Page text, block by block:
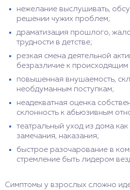
нежелание выслушивать,
решении чужих проблем;
драматизация прошлого,
трудности в детстве;
резкая смена деятельной
безразличие к происходящим
повышенная внушаемость,
необдуманным поступкам;
неадекватная оценка
склонность к абьюзивным
театральный уход из дома
замечания, наказания;
быстрое разочарование в
стремление быть лидером
Симптомы у взрослых сложно